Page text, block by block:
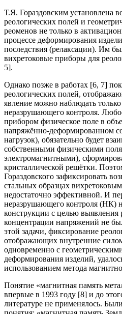
Т.Я. Гораздовским установлена
реологических полей и
реоменов не только в
процессе деформирования
последствия (релаксации). Им
вихретоковые приборы для
5].
Однако позже в работах [6, 7]
реологических полей,
явление можно наблюдать
неразрушающего контроля.
прибором физическое поле в
напряжённо-деформированном
нагрузок), обязательно будет
собственными физическими
электромагнитными),
кристаллической решётки.
Гораздовского зафиксировать
стальных образцах
недостаточно эффективной. И
неразрушающего контроля (НК)
конструкции с целью выявления
концентрации напряжений не
этой задачи, фиксирование
отображающих внутренние
одновременно с
деформирования изделий,
использованием метода
Понятие «магнитная память
впервые в 1993 году [8] и до
литературе не применялось.